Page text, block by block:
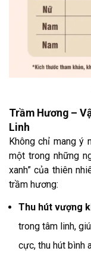
Trầm Hương –
Linh
Không chỉ mang ý
một trong những
xanh” của thiên
trầm hương:
Thu hút vượng
trong tâm linh,
cực, thu hút bình